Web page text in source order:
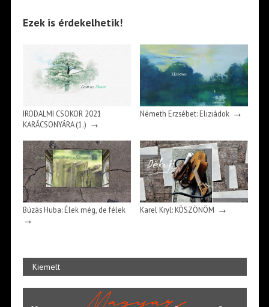
Ezek is érdekelhetik!
IRODALMI CSOKOR 2021
KARÁCSONYÁRA (1.) →
Németh Erzsébet: Eliziádok→
Búzás Huba: Élek még, de félek
→
Karel Kryl: KÖSZÖNÖM →
Kiemelt